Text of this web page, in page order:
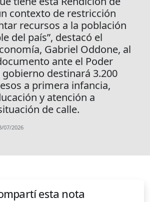
contexto de restricción
recursos a la población
del país”, destacó el
Gabriel Oddone, al
ante el Poder
gobierno destinará 3.200
a primera infancia,
y atención a
de calle.
07/2026
esta nota